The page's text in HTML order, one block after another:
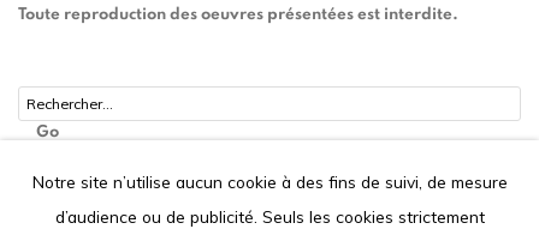
Toute reproduction des oeuvres présentées est interdite.
Go
Notre site n’utilise aucun cookie à des fins de suivi, de mesure
d’audience ou de publicité. Seuls les cookies strictement